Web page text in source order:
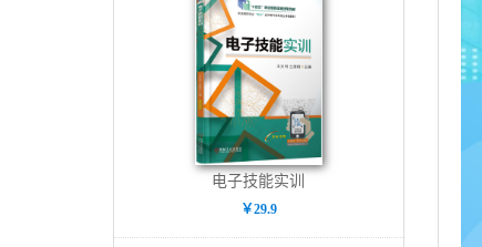
电子技能实训
￥29.9